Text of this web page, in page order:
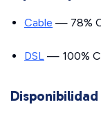
Cable — 78%
DSL — 100%